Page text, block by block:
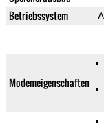
Betriebssystem
Modemeigenschaften